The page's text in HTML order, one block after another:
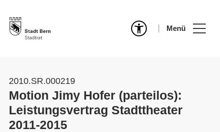
Menü
2010.SR.000219
Motion Jimy Hofer (parteilos):
Leistungsvertrag Stadttheater
2011-2015